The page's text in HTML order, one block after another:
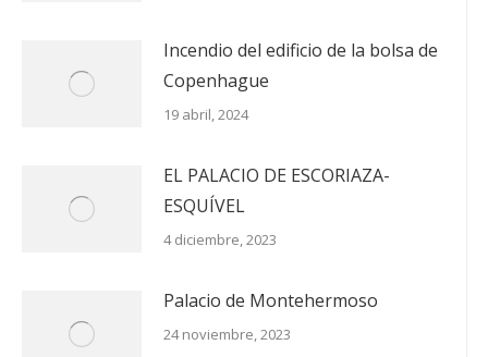
Incendio del edificio de la bolsa de
Copenhague
19 abril, 2024
EL PALACIO DE ESCORIAZA-
ESQUÍVEL
4 diciembre, 2023
Palacio de Montehermoso
24 noviembre, 2023